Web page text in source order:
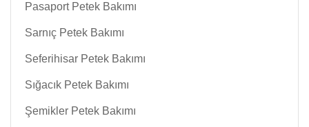
Pasaport Petek Bakımı
Sarnıç Petek Bakımı
Seferihisar Petek Bakımı
Sığacık Petek Bakımı
Şemikler Petek Bakımı